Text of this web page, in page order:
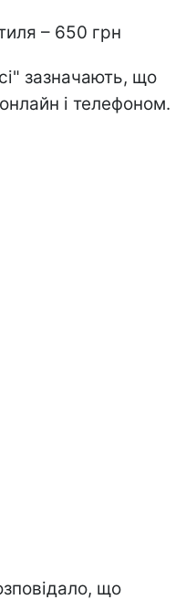
– 650 грн
зазначають, що
і телефоном.
що